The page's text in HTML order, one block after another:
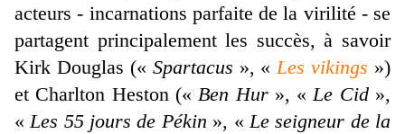
acteurs - incarnations parfaite de la virilité - se
partagent principalement les succès, à savoir
Kirk Douglas (« Spartacus », «Les vikings »)
et Charlton Heston («Ben Hur», «Le Cid»,
«Les 55 jours de Pékin », «Le seigneur de la